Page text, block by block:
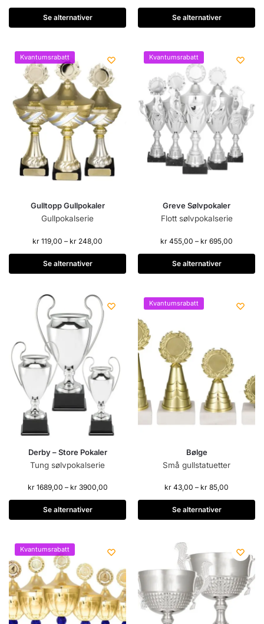
Se alternativer Se alternativer
Kvantumsrabatt
Gulltopp Gullpokaler
Gullpokalserie
kr 119,00 – kr 248,00
Se alternativer
Kvantumsrabatt
Greve Sølvpokaler
Flott sølvpokalserie
kr 455,00 – kr 695,00
Se alternativer
Derby – Store Pokaler
Tung sølvpokalserie
kr1689,00 – kr3900,00
Se alternativer
Kvantumsrabatt
Bølge
Små gullstatuetter
kr 43,00 – kr 85,00
Se alternativer
Kvantumsrabatt